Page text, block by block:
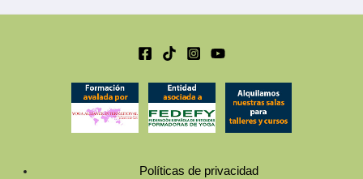
Políticas de privacidad